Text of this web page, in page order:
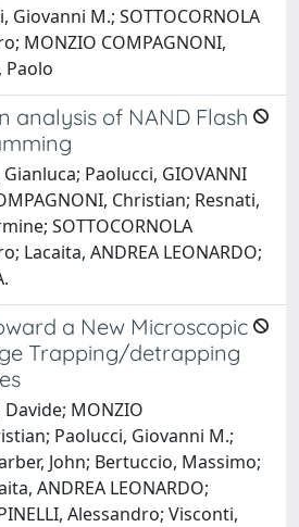
Giovanni M.; SOTTOCORNOLA
MONZIO COMPAGNONI,
Paolo
analysis of NAND Flash
Paolucci, GIOVANNI
Christian; Resnati,
SOTTOCORNOLA
Lacaita, ANDREA LEONARDO;
a New Microscopic
Trapping/detrapping
Davide; MONZIO
Paolucci, Giovanni M.;
John; Bertuccio, Massimo;
ANDREA LEONARDO;
Alessandro; Visconti,